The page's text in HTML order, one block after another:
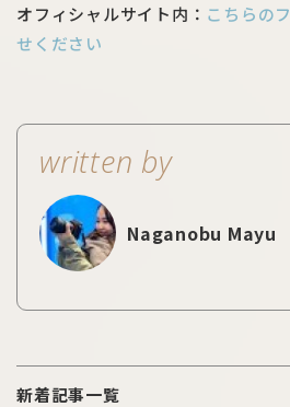
オフィシャルサイト内： こちらの
せください
written by
Naganobu Mayu
新着記事一覧